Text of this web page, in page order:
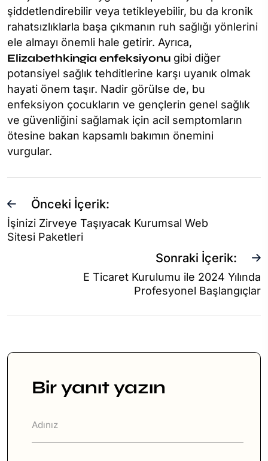
şiddetlendirebilir veya tetikleyebilir, bu da kronik
rahatsızlıklarla başa çıkmanın ruh sağlığı yönlerini
ele almayı önemli hale getirir. Ayrıca,
Elizabethkingia enfeksiyonu gibi diğer
potansiyel sağlık tehditlerine karşı uyanık olmak
hayati önem taşır. Nadir görülse de, bu
enfeksiyon çocukların ve gençlerin genel sağlık
ve güvenliğini sağlamak için acil semptomların
ötesine bakan kapsamlı bakımın önemini
vurgular.
Önceki İçerik:
İşinizi Zirveye Taşıyacak Kurumsal Web
Sitesi Paketleri
Sonraki İçerik:
E Ticaret Kurulumu ile 2024 Yılında
Profesyonel Başlangıçlar
Bir yanıt yazın